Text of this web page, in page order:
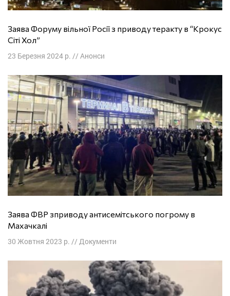
Заява Форуму вільної Росії з приводу теракту в “Крокус
Сіті Хол”
23 Березня 2024 р. // Анонси
Заява ФВР зприводу антисемітського погрому в
Махачкалі
30 Жовтня 2023 р. // Документи